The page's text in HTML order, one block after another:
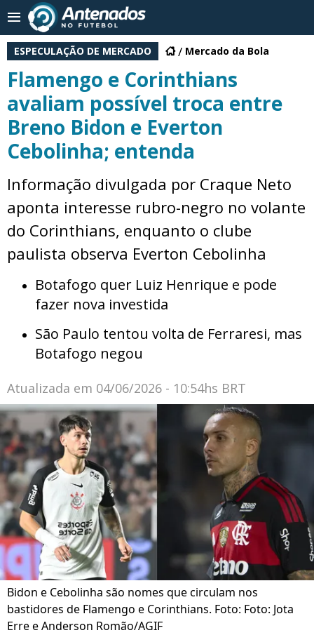
ESPECULAÇÃO DE MERCADO Mercado da Bola
Flamengo e Corinthians
avaliam possível troca entre
Breno Bidon e Everton
Cebolinha; entenda
Informação divulgada por Craque Neto
aponta interesse rubro-negro no volante
do Corinthians, enquanto o clube
paulista observa Everton Cebolinha
Botafogo quer Luiz Henrique e pode
fazer nova investida
São Paulo tentou volta de Ferraresi, mas
Botafogo negou
Atualizada em 04/06/2026 - 10:54hs BRT
Bidon e Cebolinha são nomes que circulam nos
bastidores de Flamengo e Corinthians. Foto: Foto: Jota
Erre e Anderson Romão/AGIF